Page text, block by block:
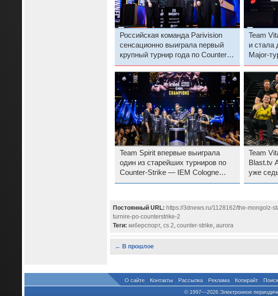
Российская команда Parivision
сенсационно выиграла первый
крупный турнир года по Counter-
Strike 2
Team
и стала
Major-
за один
Team Spirit впервые выиграла
один из старейших турниров по
Counter-Strike — IEM Cologne
2025
Team
Blast.tv
уже
Постоянный URL: https://3dnews.ru/1128162/the-mongolz-
turnire-po-counterstrike-2
Теги: киберспорт, cs 2 counter-strike aurora
← В прошлое
О сайте Контакты Рассылка Реклама Копирайт Поиск
© 1997—2026 Электронное